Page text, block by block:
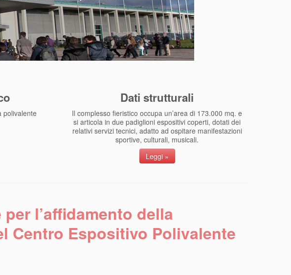
polivalente
Dati strutturali
Il complesso fieristico occupa un’area di 173.000 mq. e
si articola in due padiglioni espositivi coperti, dotati dei
relativi servizi tecnici, adatto ad ospitare manifestazioni
sportive, culturali, musicali.
Leggi »
l’affidamento della
Centro Espositivo Polivalente